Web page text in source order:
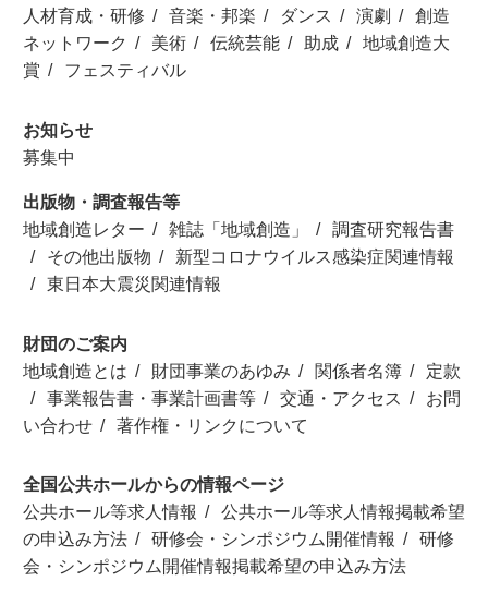
人材育成・研修
音楽・邦楽 ダンス 演劇
創造
ネットワーク
美術 伝統芸能 助成
地域創造大
賞
フェスティバル
お知らせ
募集中
出版物・調査報告等
地域創造レター
雑誌「地域創造」
調査研究報告書
その他出版物
新型コロナウイルス感染症関連情報
東日本大震災関連情報
財団のご案内
地域創造とは
財団事業のあゆみ 関係者名簿
定款
事業報告書・事業計画書等
交通・アクセス
お問
い合わせ
著作権・リンクについて
全国公共ホールからの情報ページ
公共ホール等求人情報
公共ホール等求人情報掲載希望
の申込み方法
研修会・シンポジウム開催情報
研修
会・シンポジウム開催情報掲載希望の申込み方法